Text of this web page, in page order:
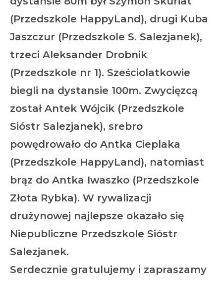
(Przedszkole HappyLand), drugi Kuba
Jaszczur (Przedszkole S. Salezjanek),
trzeci Aleksander Drobnik
(Przedszkole nr 1). Sześciolatkowie
biegli na dystansie 100m. Zwycięzcą
został Antek Wójcik (Przedszkole
Sióstr Salezjanek), srebro
powędrowało do Antka Cieplaka
(Przedszkole HappyLand), natomiast
brąz do Antka Iwaszko (Przedszkole
Złota Rybka). W rywalizacji
drużynowej najlepsze okazało się
Niepubliczne Przedszkole Sióstr
Salezjanek.
Serdecznie gratulujemy i zapraszamy